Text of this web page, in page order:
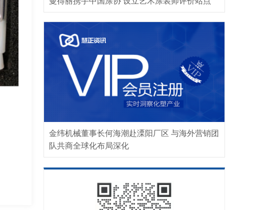
金纬机械董事长何海潮赴溧阳厂区 与海外营销团
队共商全球化布局深化